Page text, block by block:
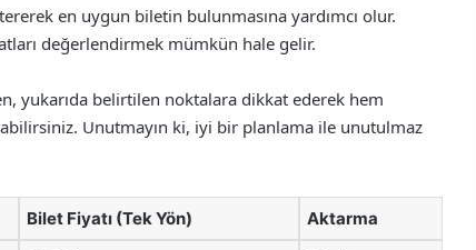
en uygun biletin bulunmasına yardımcı olur.
değerlendirmek mümkün hale gelir.
yukarıda belirtilen noktalara dikkat ederek hem
Unutmayın ki, iyi bir planlama ile unutulmaz
Bilet Fiyatı (Tek Yön) Aktarma